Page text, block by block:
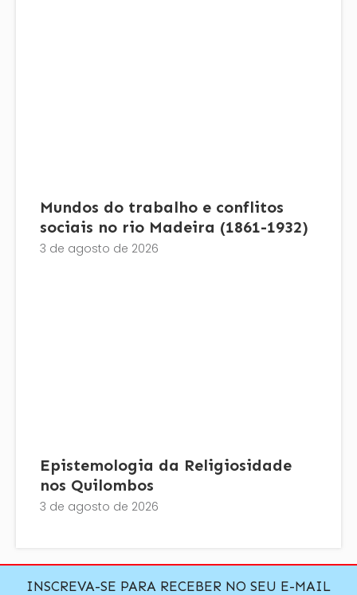
Mundos do trabalho e conflitos
sociais no rio Madeira (1861-1932)
3 de agosto de 2026
Epistemologia da Religiosidade
nos Quilombos
3 de agosto de 2026
INSCREVA-SE PARA RECEBER NO SEU E-MAIL